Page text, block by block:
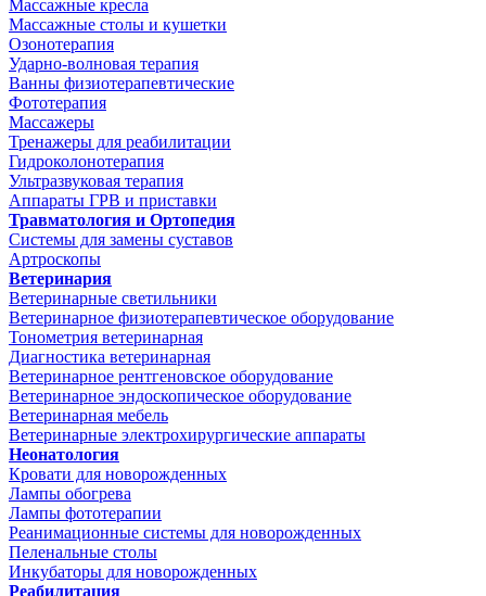
Массажные кресла
Массажные столы и кушетки
Озонотерапия
Ударно-волновая терапия
Ванны физиотерапевтические
Фототерапия
Массажеры
Тренажеры для реабилитации
Гидроколонотерапия
Ультразвуковая терапия
Аппараты ГРВ и приставки
Травматология и Ортопедия
Системы для замены суставов
Артроскопы
Ветеринария
Ветеринарные светильники
Ветеринарное физиотерапевтическое оборудование
Тонометрия ветеринарная
Диагностика ветеринарная
Ветеринарное рентгеновское оборудование
Ветеринарное эндоскопическое оборудование
Ветеринарная мебель
Ветеринарные электрохирургические аппараты
Неонатология
Кровати для новорожденных
Лампы обогрева
Лампы фототерапии
Реанимационные системы для новорожденных
Пеленальные столы
Инкубаторы для новорожденных
Реабилитация